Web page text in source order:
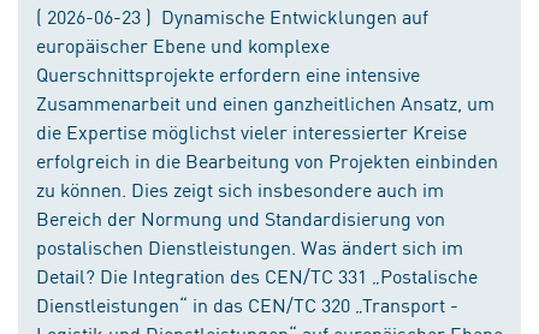
( 2026-06-23 ) Dynamische Entwicklungen auf
europäischer Ebene und komplexe
Querschnittsprojekte erfordern eine intensive
Zusammenarbeit und einen ganzheitlichen Ansatz, um
die Expertise möglichst vieler interessierter Kreise
erfolgreich in die Bearbeitung von Projekten einbinden
zu können. Dies zeigt sich insbesondere auch im
Bereich der Normung und Standardisierung von
postalischen Dienstleistungen. Was ändert sich im
Detail? Die Integration des CEN/TC 331 „Postalische
Dienstleistungen“ in das CEN/TC 320 „Transport -